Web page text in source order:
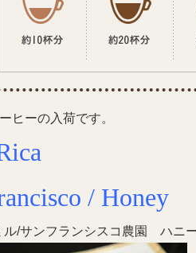
ヒーの入荷です。
/ Honey
ル/サンフランシスコ農園 ハニ